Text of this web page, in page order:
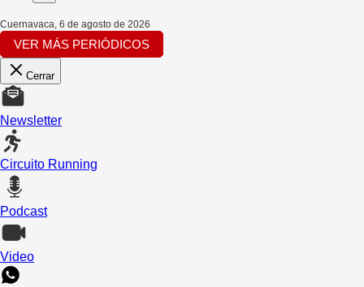
Cuernavaca 6 de agosto de 2026
VER MÁS PERIÓDICOS
Cerrar
Newsletter
Circuito Running
Podcast
Video